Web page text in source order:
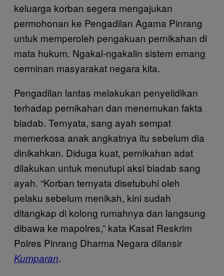
keluarga korban segera mengajukan
permohonan ke Pengadilan Agama Pinrang
untuk memperoleh pengakuan pernikahan di
mata hukum. Ngakal-ngakalin sistem emang
cerminan masyarakat negara kita.
Pengadilan lantas melakukan penyelidikan
terhadap pernikahan dan menemukan fakta
biadab. Ternyata, sang ayah sempat
memerkosa anak angkatnya itu sebelum dia
dinikahkan. Diduga kuat, pernikahan adat
dilakukan untuk menutupi aksi biadab sang
ayah. “Korban ternyata disetubuhi oleh
pelaku sebelum menikah, kini sudah
ditangkap di kolong rumahnya dan langsung
dibawa ke mapolres,” kata Kasat Reskrim
Polres Pinrang Dharma Negara dilansir
Kumparan.